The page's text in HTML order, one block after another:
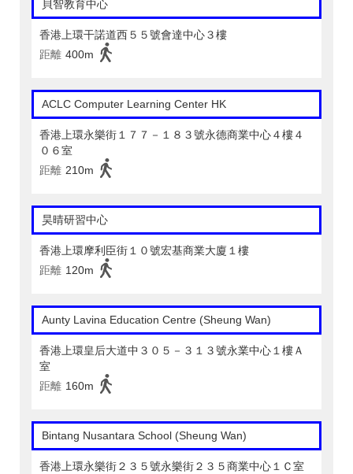
貝智教育中心
香港上環干諾道西５５號會達中心３樓
距離 400m
ACLC Computer Learning Center HK
香港上環永樂街１７７－１８３號永德商業中心４樓４
０６室
距離 210m
昊晴研習中心
香港上環摩利臣街１０號宏基商業大廈１樓
距離 120m
Aunty Lavina Education Centre (Sheung Wan)
香港上環皇后大道中３０５－３１３號永業中心１樓Ａ
室
距離 160m
Bintang Nusantara School (Sheung Wan)
香港上環永樂街２３５號永樂街２３５商業中心１Ｃ室